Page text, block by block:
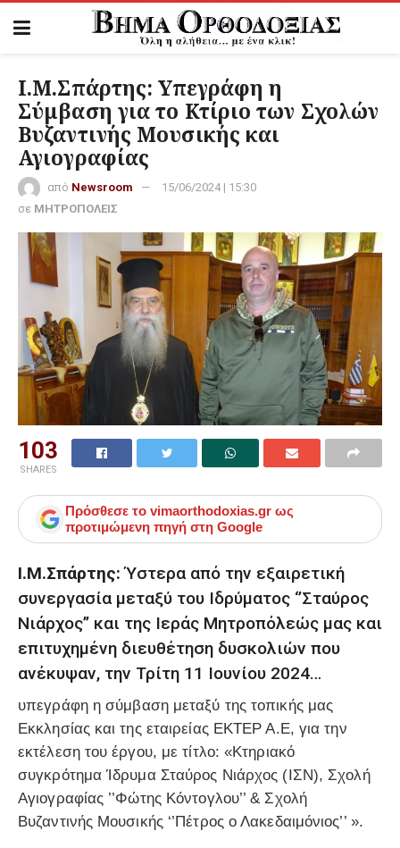
Ι.Μ.Σπάρτης: Υπεγράφη η
Σύμβαση για το Κτίριο των Σχολών
Βυζαντινής Μουσικής και
Αγιογραφίας
από Newsroom
15/06/2024 | 15:30
σε ΜΗΤΡΟΠΟΛΕΙΣ
103
SHARES
Πρόσθεσε το vimaorthodoxias.gr ως
προτιμώμενη πηγή στη Google
Ι.Μ.Σπάρτης:Ύστερα από την εξαιρετική
συνεργασία μεταξύ του Ιδρύματος ‘’Σταύρος
Νιάρχος’’ και της Ιεράς Μητροπόλεώς μας και
επιτυχημένη διευθέτηση δυσκολιών που
ανέκυψαν, την Τρίτη 11 Ιουνίου 2024…
υπεγράφη η σύμβαση μεταξύ της τοπικής μας
Εκκλησίας και της εταιρείας ΕΚΤΕΡ Α.Ε, για την
εκτέλεση του έργου, με τίτλο: «Κτηριακό
συγκρότημα Ίδρυμα Σταύρος Νιάρχος (ΙΣΝ), Σχολή
Αγιογραφίας ’’Φώτης Κόντογλου’’ & Σχολή
Βυζαντινής Μουσικής ‘’Πέτρος ο Λακεδαιμόνιος’’ ».